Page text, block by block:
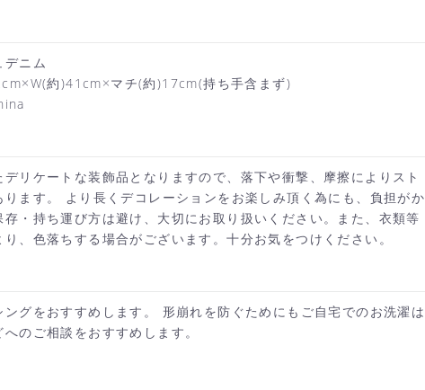
デニム
約)41cm×マチ(約)17cm(持ち手含まず)
リケートな装飾品となりますので、落下や衝撃、摩擦によりスト
ます。 より長くデコレーションをお楽しみ頂く為にも、負担がか
・持ち運び方は避け、大切にお取り扱いください。また、衣類等
、色落ちする場合がございます。十分お気をつけください。
グをおすすめします。 形崩れを防ぐためにもご自宅でのお洗濯は
のご相談をおすすめします。
お買い物を続ける カートへ進む